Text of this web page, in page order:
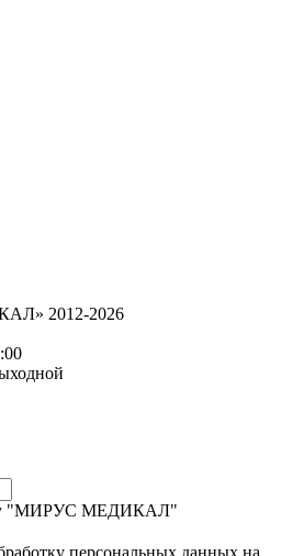
2012-2026
"МИРУС МЕДИКАЛ"
персональных данных на